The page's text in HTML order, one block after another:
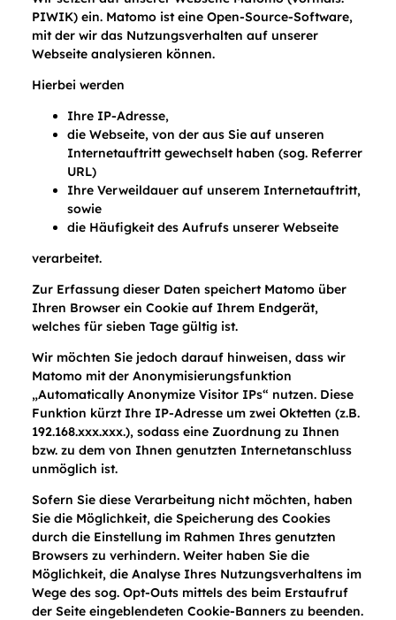
PIWIK) ein. Matomo ist eine Open-Source-Software,
mit der wir das Nutzungsverhalten auf unserer
Webseite analysieren können.
Hierbei werden
Ihre IP-Adresse,
die Webseite, von der aus Sie auf unseren
Internetauftritt gewechselt haben (sog. Referrer
URL)
Ihre Verweildauer auf unserem Internetauftritt,
sowie
die Häufigkeit des Aufrufs unserer Webseite
verarbeitet.
Zur Erfassung dieser Daten speichert Matomo über
Ihren Browser ein Cookie auf Ihrem Endgerät,
welches für sieben Tage gültig ist.
Wir möchten Sie jedoch darauf hinweisen, dass wir
Matomo mit der Anonymisierungsfunktion
„Automatically Anonymize Visitor IPs“ nutzen. Diese
Funktion kürzt Ihre IP-Adresse um zwei Oktetten (z.B.
192.168.xxx.xxx.), sodass eine Zuordnung zu Ihnen
bzw. zu dem von Ihnen genutzten Internetanschluss
unmöglich ist.
Sofern Sie diese Verarbeitung nicht möchten, haben
Sie die Möglichkeit, die Speicherung des Cookies
durch die Einstellung im Rahmen Ihres genutzten
Browsers zu verhindern. Weiter haben Sie die
Möglichkeit, die Analyse Ihres Nutzungsverhaltens im
Wege des sog. Opt-Outs mittels des beim Erstaufruf
der Seite eingeblendeten Cookie-Banners zu beenden.